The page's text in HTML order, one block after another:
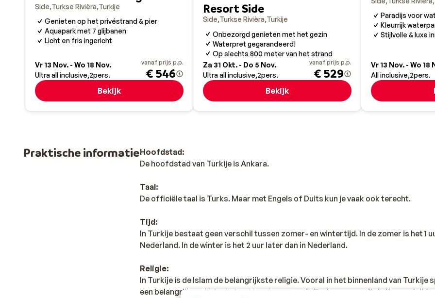
Side Turkse Rivièra Turkije
Genieten op het privéstrand & pier
Aquapark met 7 glijbanen
Licht en fris ingericht
Vr 13 Nov. - Wo 18 Nov.
Ultra all inclusive 2pers.
vanaf prijs p.p.
€ 546
Bekijk
Resort Side
Side Turkse Rivièra Turkije
Onbezorgd genieten met het gezin
Waterpret gegarandeerd!
Op slechts 800 meter van het strand
Za 31 Okt. - Do 5 Nov.
Ultra all inclusive 2pers.
vanaf prijs p.p.
€ 529
Bekijk
Paradijs voor
Kleurrijk
Stijlvolle & luxe
Vr 13 Nov. - Wo 18
All inclusive 2pers.
Praktische informatieHoofdstad:
De hoofdstad van Turkije is Ankara.
Taal:
De officiële taal is Turks. Maar met Engels of Duits kun je vaak ook terecht.
Tijd:
In Turkije bestaat geen verschil tussen zomer- en wintertijd. In de zomer is het 1
Nederland. In de winter is het 2 uur later dan in Nederland.
Religie:
In Turkije is de Islam de belangrijkste religie. Vooral in het binnenland van Turkije
een belangrijke rol in het dagelijkse leven van de Turken en wordt de Koran strikt